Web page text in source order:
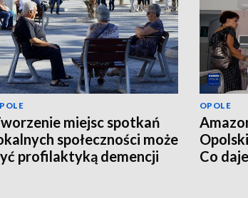
miejsc spotkań
społeczności może
profilaktyką demencji
OPOLE
Co